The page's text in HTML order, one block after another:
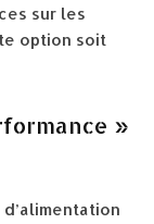
sur les
option soit
»